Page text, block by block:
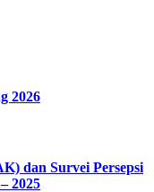
2026
dan Survei Persepsi
2025